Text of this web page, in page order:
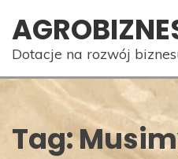
content
Dotacje na rozwój
Tag: